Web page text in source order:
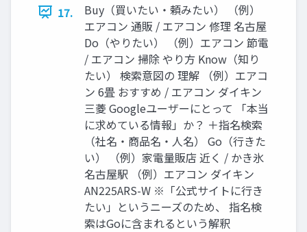
17.
Buy（買いたい・頼みたい） （例）
エアコン 通販 / エアコン 修理 名古屋
Do（やりたい） （例）エアコン 節電
/ エアコン 掃除 やり方 Know（知り
たい） 検索意図の 理解 （例）エアコ
ン 6畳 おすすめ / エアコン ダイキン
三菱 Googleユーザーにとって 「本当
に求めている情報」か？ ＋指名検索
（社名・商品名・人名） Go（行きた
い） （例）家電量販店 近く / かき氷
名古屋駅 （例）エアコン ダイキン
AN225ARS-W ※「公式サイトに行き
たい」というニーズのため、 指名検
索はGoに含まれるという解釈